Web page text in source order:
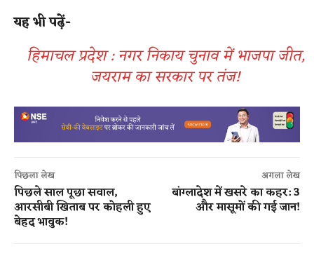
यह भी पढ़ें-
हिमाचल प्रदेश : नगर निकाय चुनाव में भाजपा जीत,
जयराम का सरकार पर तंज!
पिछला लेख
पिछले साल पूछा सवाल,
आरसीबी खिताब पर कोहली हुए
बेहद भावुक!
अगला लेख
बांग्लादेश में खसरे का कहर: 3
और मासूमों की गई जान!